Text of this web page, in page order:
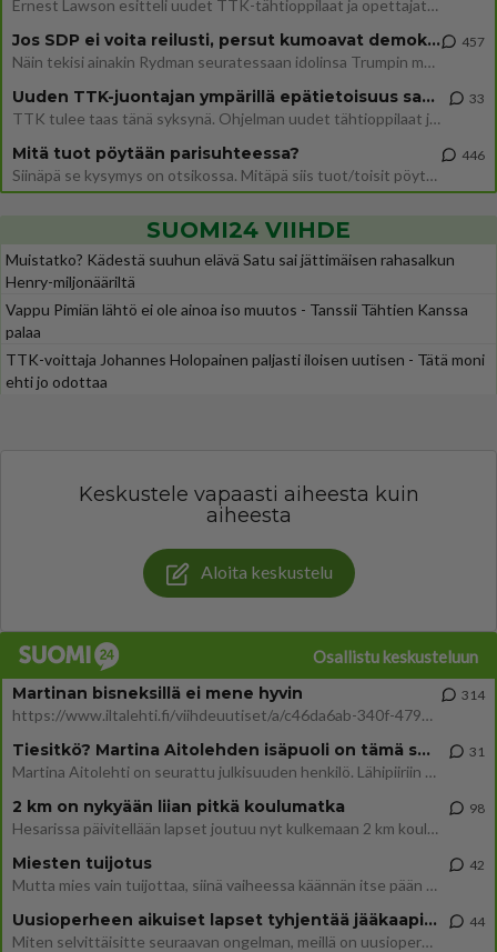
Ernest Lawson esitteli uudet TTK-tähtioppilaat ja opettajat torstaina 6.8. lehdistölle. Tulevalla kaudella on yksi hausk
Jos SDP ei voita reilusti, persut kumoavat demokratian Suomesta
Näin tekisi ainakin Rydman seuratessaan idolinsa Trumpin mallia https://www.is.fi/politiikka/art-2000012187244.html
457
Uuden TTK-juontajan ympärillä epätietoisuus sakenee - Nyt MTV hämmentää soppaa
TTK tulee taas tänä syksynä. Ohjelman uudet tähtioppilaat julkistetaan torstaina 6. elokuuta klo 14 alkavassa lehdistö
33
Mitä tuot pöytään parisuhteessa?
Siinäpä se kysymys on otsikossa. Mitäpä siis tuot/toisit pöytään parisuhteessa? Oletko mies vai nainen? Koetko sen mitä
446
SUOMI24 VIIHDE
Muistatko? Kädestä suuhun elävä Satu sai jättimäisen rahasalkun
Henry-miljonääriltä
Vappu Pimiän lähtö ei ole ainoa iso muutos - Tanssii Tähtien Kanssa
palaa
TTK-voittaja Johannes Holopainen paljasti iloisen uutisen - Tätä moni
ehti jo odottaa
Keskustele vapaasti aiheesta kuin
aiheesta
Aloita keskustelu
Osallistu keskusteluun
Martinan bisneksillä ei mene hyvin
https://www.iltalehti.fi/viihdeuutiset/a/c46da6ab-340f-4790-aaa7-0865eed2336 Yrityksen konkurssihakemus on tullut kärä
314
Tiesitkö? Martina Aitolehden isäpuoli on tämä suosittu laulaja
Martina Aitolehti on seurattu julkisuuden henkilö. Lähipiiriin mahtuu muitakin tunnettuja henkilöitä. Tiesitkö, että Ma
31
2 km on nykyään liian pitkä koulumatka
Hesarissa päivitellään lapset joutuu nyt kulkemaan 2 km kouluun jösses. Ruostefillarilla tuo matka menee vaikka miten äk
98
Miesten tuijotus
Mutta mies vain tuijottaa, siinä vaiheessa käännän itse pään pois. Mikä juttu? Yleensä jos joku tuijottaa tai katsoo, hä
42
Uusioperheen aikuiset lapset tyhjentää jääkaapin käydessään
Miten selvittäisitte seuraavan ongelman, meillä on uusioperhe, minulla teini-ikäiset lapset ja puolisolla aikuiset, jotk
44